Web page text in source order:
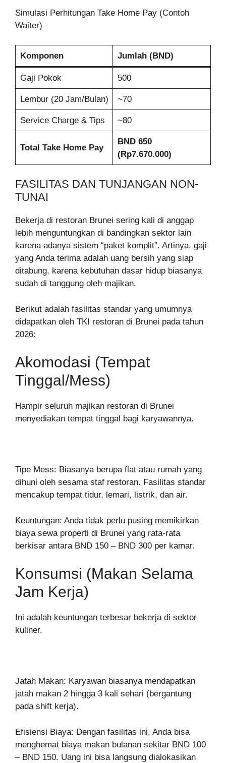
Simulasi Perhitungan Take Home Pay (Contoh
Waiter)
Komponen Jumlah (BND)
Gaji Pokok 500
Lembur (20 Jam/Bulan) ~70
Service Charge & Tips ~80
Total Take Home Pay
BND 650
(Rp7.670.000)
FASILITAS DAN TUNJANGAN NON-
TUNAI
Bekerja di restoran Brunei sering kali di anggap
lebih menguntungkan di bandingkan sektor lain
karena adanya sistem “paket komplit”. Artinya, gaji
yang Anda terima adalah uang bersih yang siap
ditabung, karena kebutuhan dasar hidup biasanya
sudah di tanggung oleh majikan.
Berikut adalah fasilitas standar yang umumnya
didapatkan oleh TKI restoran di Brunei pada tahun
2026:
Akomodasi (Tempat
Tinggal/Mess)
Hampir seluruh majikan restoran di Brunei
menyediakan tempat tinggal bagi karyawannya.
Tipe Mess: Biasanya berupa flat atau rumah yang
dihuni oleh sesama staf restoran. Fasilitas standar
mencakup tempat tidur, lemari, listrik, dan air.
Keuntungan: Anda tidak perlu pusing memikirkan
biaya sewa properti di Brunei yang rata-rata
berkisar antara BND 150 – BND 300 per kamar.
Konsumsi (Makan Selama
Jam Kerja)
Ini adalah keuntungan terbesar bekerja di sektor
kuliner.
Jatah Makan: Karyawan biasanya mendapatkan
jatah makan 2 hingga 3 kali sehari (bergantung
pada shift kerja).
Efisiensi Biaya: Dengan fasilitas ini, Anda bisa
menghemat biaya makan bulanan sekitar BND 100
– BND 150. Uang ini bisa langsung dialokasikan